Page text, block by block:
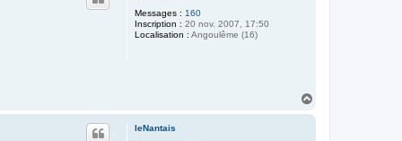
Messages : 160
Inscription : 20 nov. 2007, 17:50
Localisation : Angoulême (16)
leNantais